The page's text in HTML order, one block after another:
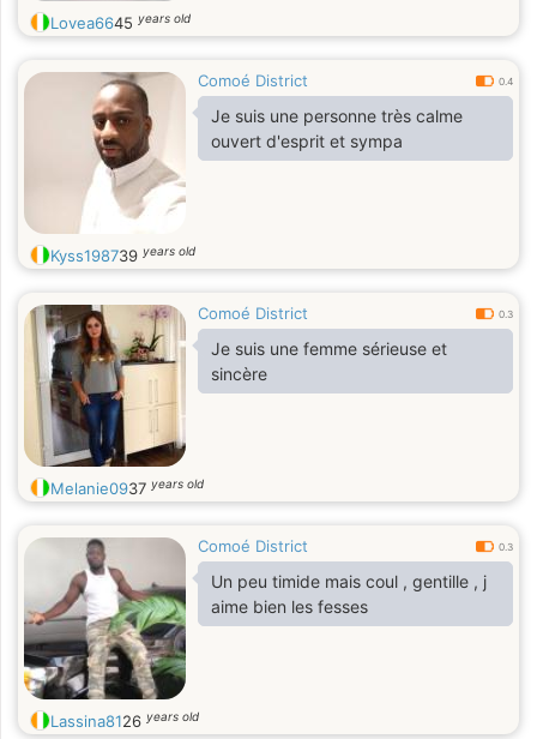
Lovea6645 years old
Comoé District 0.4
Je suis une personne très calme
ouvert d'esprit et sympa
Kyss198739 years old
Comoé District 0.3
Je suis une femme sérieuse et
sincère
Melanie0937 years old
Comoé District 0.3
Un peu timide mais coul , gentille , j
aime bien les fesses
Lassina8126 years old